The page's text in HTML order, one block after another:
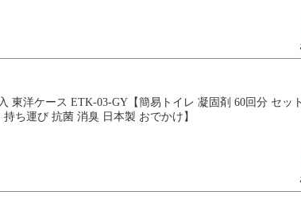
東洋ケース ETK-03-GY【簡易トイレ 凝固剤 60回分 セッ
ち運び 抗菌 消臭 日本製 おでかけ】